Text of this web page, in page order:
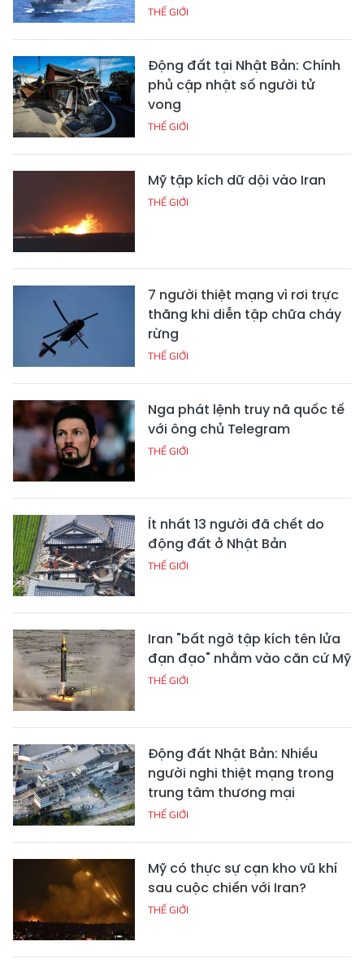
THẾ GIỚI
Động đất tại Nhật Bản: Chính
phủ cập nhật số người tử
vong
THẾ GIỚI
Mỹ tập kích dữ dội vào Iran
THẾ GIỚI
7 người thiệt mạng vì rơi trực
thăng khi diễn tập chữa cháy
rừng
THẾ GIỚI
Nga phát lệnh truy nã quốc tế
với ông chủ Telegram
THẾ GIỚI
Ít nhất 13 người đã chết do
động đất ở Nhật Bản
THẾ GIỚI
Iran "bất ngờ tập kích tên lửa
đạn đạo" nhằm vào căn cứ Mỹ
THẾ GIỚI
Động đất Nhật Bản: Nhiều
người nghi thiệt mạng trong
trung tâm thương mại
THẾ GIỚI
Mỹ có thực sự cạn kho vũ khí
sau cuộc chiến với Iran?
THẾ GIỚI